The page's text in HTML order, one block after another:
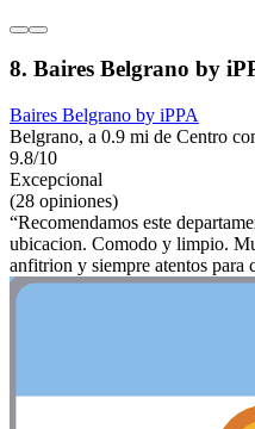
8. Baires Belgrano by
Baires Belgrano by iPPA
Belgrano, a 0.9 mi de Centro
9.8/10
Excepcional
(28 opiniones)
“Recomendamos este
ubicacion. Comodo y limpio.
anfitrion y siempre atentos para